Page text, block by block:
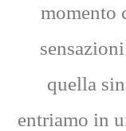
momento
quella
entriamo in